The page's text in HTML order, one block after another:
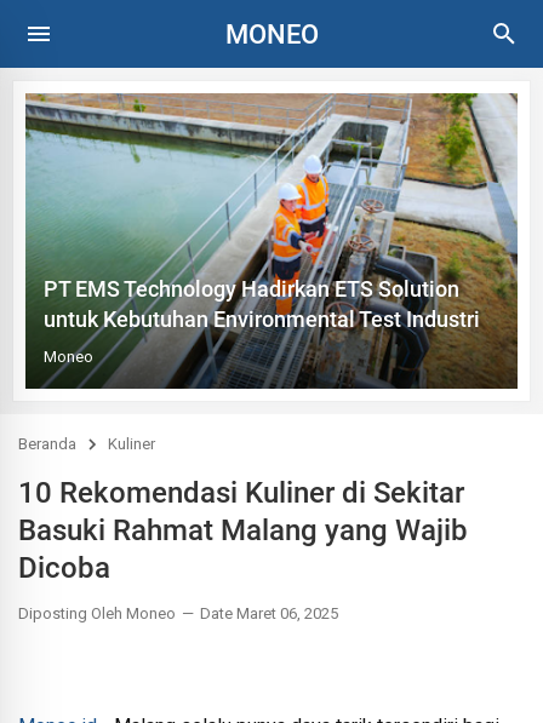
MONEO
PT EMS Technology Hadirkan ETS Solution
untuk Kebutuhan Environmental Test Industri
Moneo
Beranda Kuliner
10 Rekomendasi Kuliner di Sekitar
Basuki Rahmat Malang yang Wajib
Dicoba
Diposting Oleh Moneo Date Maret 06, 2025